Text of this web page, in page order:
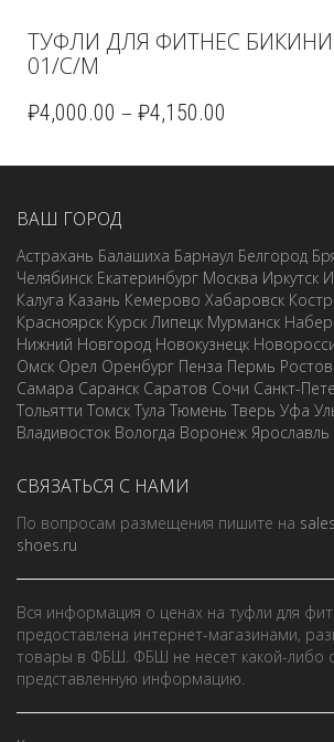
ТУФЛИ ДЛЯ ФИТНЕС БИКИНИ
01/C/M
₽4,000.00 – ₽4,150.00
ВАШ ГОРОД
Астрахань Балашиха Барнаул Белгород
Челябинск Екатеринбург Москва Иркутск
Калуга Казань Кемерово Хабаровск
Красноярск Курск Липецк Мурманск
Нижний Новгород Новокузнецк
Омск Орел Оренбург Пенза Пермь
Самара Саранск Саратов Сочи Санкт-
Тольятти Томск Тула Тюмень Тверь Уфа
Владивосток Вологда Воронеж Ярославль
СВЯЗАТЬСЯ С НАМИ
По вопросам размещения пишите на
shoes.ru
Вся информация о ценах на туфли для
предоставлена интернет-магазинами,
товары в ФБШ. ФБШ не несет какой-либо
представленную информацию.